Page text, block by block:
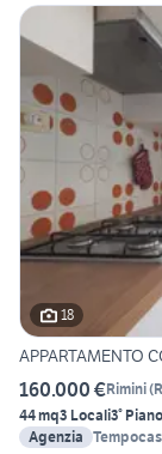
18
APPARTAMENTO
160.000 €Rimini(
44 mq3 Locali3° Piano
Agenzia